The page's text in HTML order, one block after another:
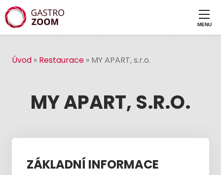
Úvod » Restaurace » MY APART, s.r.o.
MY APART, S.R.O.
ZÁKLADNÍ INFORMACE